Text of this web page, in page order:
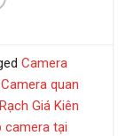
Camera
Camera quan
Giá Kiên
camera tại